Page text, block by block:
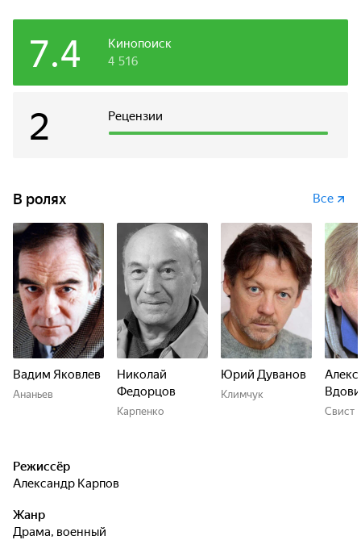
Кинопоиск
7.4 4 516
Рецензии
2
В ролях Все
Вадим Яковлев
Ананьев
Николай
Федорцов
Карпенко
Юрий Дуванов
Климчук
Свист
Режиссёр
Александр Карпов
Жанр
драма, военный